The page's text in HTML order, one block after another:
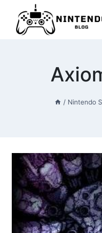
Przeskocz
treści
/ Nintendo